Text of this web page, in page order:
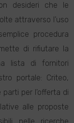
desideri che le
attraverso l’uso
procedura
di rifiutare la
lista di fornitori
portale: Criteo,
parti per l'offerta di
alle proposte